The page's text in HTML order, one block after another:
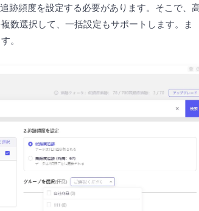
跡頻度を設定する必要があります。そこで、
数選択して、一括設定もサポートします。ま
。